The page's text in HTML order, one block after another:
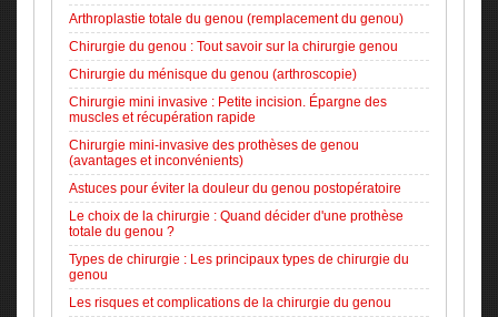
Arthroplastie totale du genou (remplacement du genou)
Chirurgie du genou : Tout savoir sur la chirurgie genou
Chirurgie du ménisque du genou (arthroscopie)
Chirurgie mini invasive : Petite incision. Épargne des
muscles et récupération rapide
Chirurgie mini-invasive des prothèses de genou
(avantages et inconvénients)
Astuces pour éviter la douleur du genou postopératoire
Le choix de la chirurgie : Quand décider d'une prothèse
totale du genou ?
Types de chirurgie : Les principaux types de chirurgie du
genou
Les risques et complications de la chirurgie du genou